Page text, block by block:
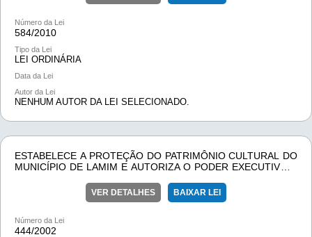
Número da Lei
584/2010
Tipo da Lei
LEI ORDINÁRIA
Data da Lei
Autor da Lei
NENHUM AUTOR DA LEI SELECIONADO.
ESTABELECE A PROTEÇÃO DO PATRIMÔNIO CULTURAL DO
MUNICÍPIO DE LAMIM E AUTORIZA O PODER EXECUTIVO A
HISTÓRICO E CULTURAL E DA OUTRAS PROVIDÊNCIAS.
VER DETALHES BAIXAR LEI
Número da Lei
444/2002